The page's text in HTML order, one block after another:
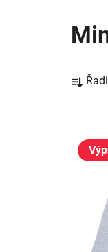
a
ný